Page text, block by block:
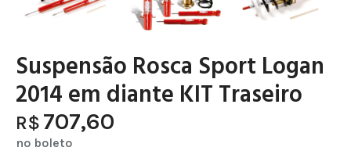
Suspensão Rosca Sport Logan
2014 em diante KIT Traseiro
R$ 707,60
no boleto